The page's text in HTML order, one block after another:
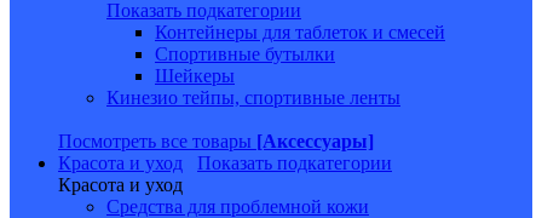
Показать подкатегории
Контейнеры для таблеток и смесей
Спортивные бутылки
Шейкеры
Кинезио тейпы, спортивные ленты
Посмотреть все товары [Аксессуары]
Красота и уход
Показать подкатегории
Красота и уход
Средства для проблемной кожи